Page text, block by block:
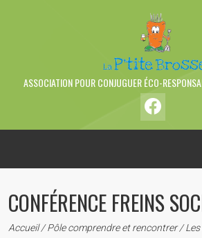
ASSOCIATION POUR CONJUGUER ÉCO-
CONFÉRENCE FREINS
Accueil/ Pôle comprendre et rencontrer/